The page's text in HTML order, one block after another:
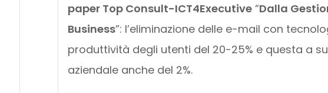
paper Top Consult-ICT4Executive“Dalla
Business”: l’eliminazione delle e-mail con
produttività degli utenti del 20-25% e questa a
aziendale anche del 2%.